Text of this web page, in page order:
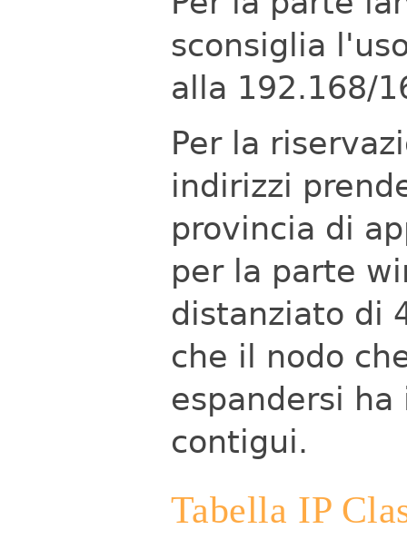
sconsiglia
alla 192.168/
Per la
indirizzi
provincia di
per la parte
distanziato di
che il nodo
espandersi
contigui.
Tabella IP